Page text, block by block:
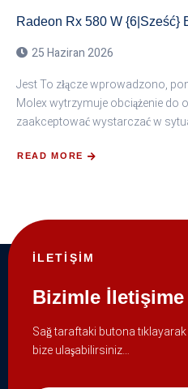
Radeon Rx 580 W {6|Sześć}
25 Haziran 2026
Jest To złącze wprowadzono,
Molex wytrzymuje obciążenie do
zaakceptować wystarczać w
READ MORE
İLETİŞİM
Bizimle İletişime
Sağ taraftaki butona tıklayarak
bize ulaşabilirsiniz…